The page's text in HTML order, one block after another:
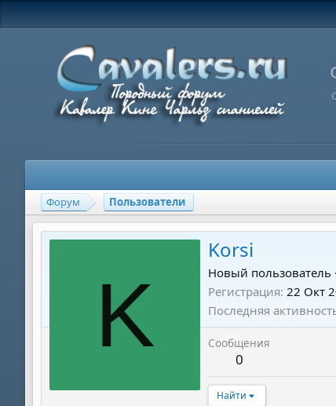
Форум Пользователи
K
Korsi
Новый пользователь ·
Регистрация 22 Окт
Последняя
Сообщения
0
Найти